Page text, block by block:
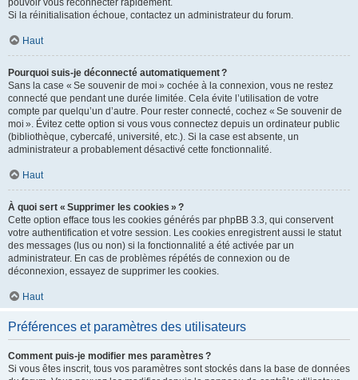
pouvoir vous reconnecter rapidement.
Si la réinitialisation échoue, contactez un administrateur du forum.
Haut
Pourquoi suis-je déconnecté automatiquement ?
Sans la case « Se souvenir de moi » cochée à la connexion, vous ne restez
connecté que pendant une durée limitée. Cela évite l’utilisation de votre
compte par quelqu’un d’autre. Pour rester connecté, cochez « Se souvenir de
moi ». Évitez cette option si vous vous connectez depuis un ordinateur public
(bibliothèque, cybercafé, université, etc.). Si la case est absente, un
administrateur a probablement désactivé cette fonctionnalité.
Haut
À quoi sert « Supprimer les cookies » ?
Cette option efface tous les cookies générés par phpBB 3.3, qui conservent
votre authentification et votre session. Les cookies enregistrent aussi le statut
des messages (lus ou non) si la fonctionnalité a été activée par un
administrateur. En cas de problèmes répétés de connexion ou de
déconnexion, essayez de supprimer les cookies.
Haut
Préférences et paramètres des utilisateurs
Comment puis-je modifier mes paramètres ?
Si vous êtes inscrit, tous vos paramètres sont stockés dans la base de données